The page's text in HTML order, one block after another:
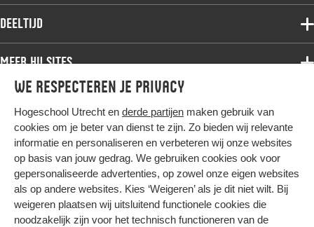
We respecteren je privacy
Hogeschool Utrecht en derde partijen maken gebruik van
cookies om je beter van dienst te zijn. Zo bieden wij relevante
informatie en personaliseren en verbeteren wij onze websites
op basis van jouw gedrag. We gebruiken cookies ook voor
gepersonaliseerde advertenties, op zowel onze eigen websites
als op andere websites. Kies ‘Weigeren’ als je dit niet wilt. Bij
weigeren plaatsen wij uitsluitend functionele cookies die
noodzakelijk zijn voor het technisch functioneren van de
Onderzoek
Werken bij de HU
Contact
Associate degree
Bachelor
Master
Studiekeuze voltijd
Deeltijd
Associate degree
Bachelor
Master
Post-master
Studiekeuze deeltijd
Meer HU sites
HU International
HU Bibliotheek
HU Ontwikkelt
Duurzame HU
Intranet
Trajectum
Hier komt alles samen
Colofon
Privacy